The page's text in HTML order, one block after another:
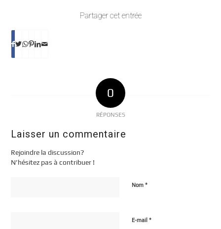
Partager cet entrée
0
RÉPONSES
Laisser un commentaire
Rejoindre la discussion?
N’hésitez pas à contribuer !
Nom*
E-mail*